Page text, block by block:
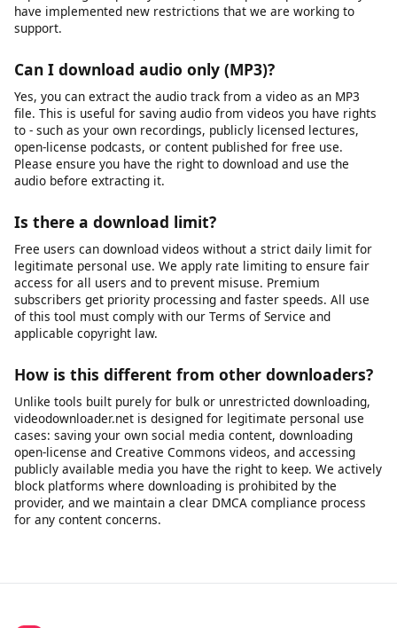
used. We recommend reviewing it for complete transparency.
Download links can fail for several reasons: the source video
may have been removed or made private, your internet
connection may be unstable, the file may be too large for your
device's storage, or the platform may have changed its URL
structure. We recommend first verifying that the video URL still
works in your browser. If it does, try copying the URL again and
submitting it fresh. If problems persist, our platform may be
have implemented new restrictions that we are working to
Can I download audio only (MP3)?
Yes, you can extract the audio track from a video as an MP3
file. This is useful for saving audio from videos you have rights
to - such as your own recordings, publicly licensed lectures,
Please ensure you have the right to download and use the
audio before extracting it.
Is there a download limit?
Free users can download videos without a strict daily limit for
legitimate personal use. We apply rate limiting to ensure fair
access for all users and to prevent misuse. Premium
subscribers get priority processing and faster speeds. All use
of this tool must comply with our Terms of Service and